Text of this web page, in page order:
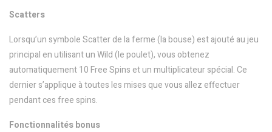
Scatters
Lorsqu’un symbole Scatter de la ferme (la bouse) est ajouté au jeu
principal en utilisant un Wild (le poulet), vous obtenez
automatiquement 10 Free Spins et un multiplicateur spécial. Ce
dernier s’applique à toutes les mises que vous allez effectuer
pendant ces free spins.
Fonctionnalités bonus